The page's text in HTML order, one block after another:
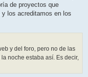
de proyectos que
los acreditamos en los
y del foro, pero no de las
noche estaba así. Es decir,